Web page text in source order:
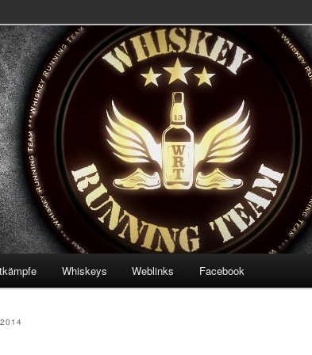
Team
Whiskeys Weblinks Facebook